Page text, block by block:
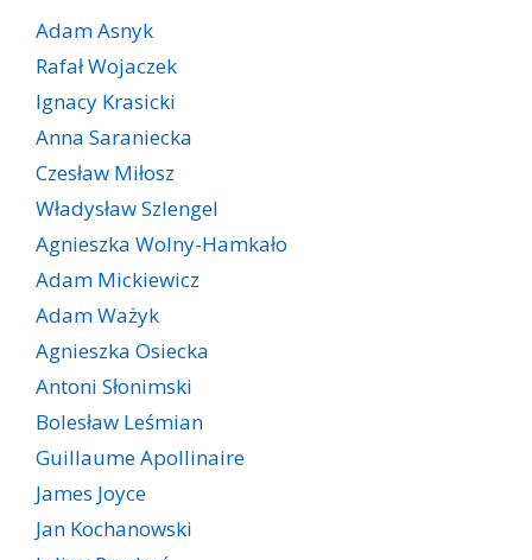
Adam Asnyk
Rafał Wojaczek
Ignacy Krasicki
Anna Saraniecka
Czesław Miłosz
Władysław Szlengel
Agnieszka Wolny-Hamkało
Adam Mickiewicz
Adam Ważyk
Agnieszka Osiecka
Antoni Słonimski
Bolesław Leśmian
Guillaume Apollinaire
James Joyce
Jan Kochanowski